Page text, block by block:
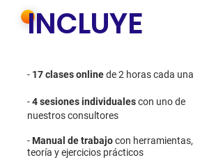
INCLUYE
- 17 clases onlinede 2 horas cada una
-4 sesiones individualescon uno de
nuestros consultores
- Manual de trabajocon herramientas,
teoría y ejercicios prácticos